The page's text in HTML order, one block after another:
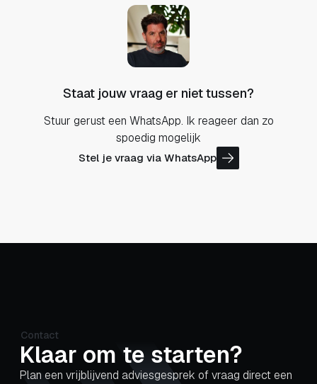
Staat jouw vraag er niet tussen?
Stuur gerust een WhatsApp. Ik reageer dan zo
spoedig mogelijk
Stel je vraag via WhatsApp
Contact
Klaar om te starten?
Plan een vrijblijvend adviesgesprek of vraag direct een